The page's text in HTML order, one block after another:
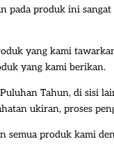
pada produk ini sangat
yang kami
yang kami berikan.
Tahun, di sisi
ukiran, proses
produk kami